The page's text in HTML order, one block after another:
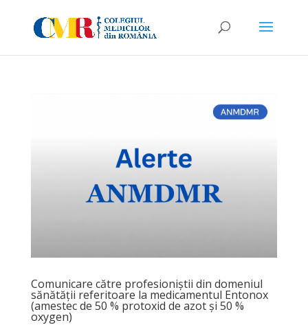
Comunicare către profesioniștii din domeniul
sănătății referitoare la medicamentul Entonox
(amestec de 50 % protoxid de azot și 50 %
oxygen)